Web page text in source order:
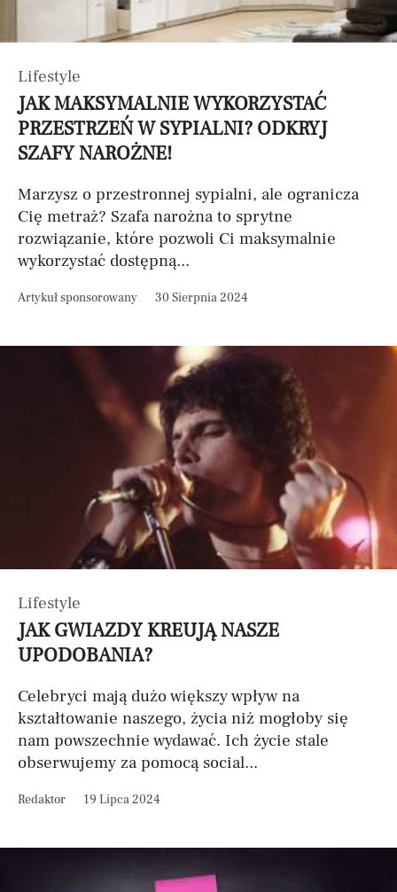
Lifestyle
JAK MAKSYMALNIE WYKORZYSTAĆ
PRZESTRZEŃ W SYPIALNI? ODKRYJ
SZAFY NAROŻNE!
Marzysz o przestronnej sypialni, ale ogranicza
Cię metraż? Szafa narożna to sprytne
rozwiązanie, które pozwoli Ci maksymalnie
wykorzystać dostępną...
Artykuł sponsorowany 30 Sierpnia 2024
Lifestyle
JAK GWIAZDY KREUJĄ NASZE
UPODOBANIA?
Celebryci mają dużo większy wpływ na
kształtowanie naszego, życia niż mogłoby się
nam powszechnie wydawać. Ich życie stale
obserwujemy za pomocą social...
Redaktor 19 Lipca 2024